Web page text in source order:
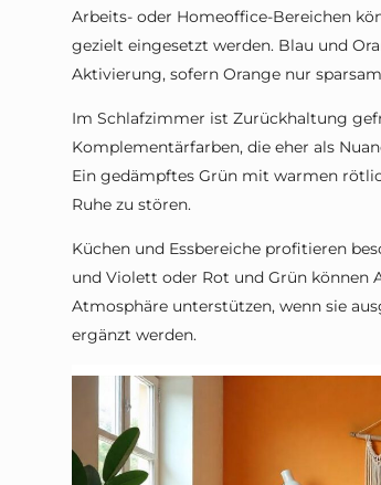
Arbeits- oder Homeoffice-Bereichen
gezielt eingesetzt werden. Blau und
Aktivierung, sofern Orange nur
Im Schlafzimmer ist Zurückhaltung
Komplementärfarben, die eher als
Ein gedämpftes Grün mit warmen
Ruhe zu stören.
Küchen und Essbereiche profitieren
und Violett oder Rot und Grün
Atmosphäre unterstützen, wenn sie
ergänzt werden.